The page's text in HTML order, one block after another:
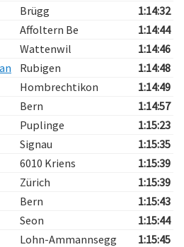
Brügg
1:14:32
Affoltern Be
1:14:44
Wattenwil
1:14:46
Rubigen
1:14:48
Hombrechtikon
1:14:49
Bern
1:14:57
Puplinge
1:15:23
Signau
1:15:35
6010 Kriens
1:15:39
Zürich
1:15:39
Bern
1:15:43
Seon
1:15:44
Lohn-Ammannsegg
1:15:45